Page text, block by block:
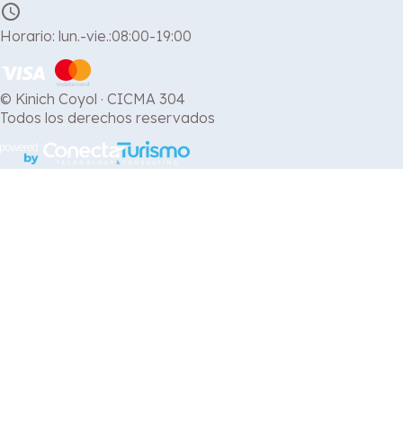
schedule
Horario: lun.-vie.:08:00-19:00
© Kinich Coyol · CICMA 304
Todos los derechos reservados